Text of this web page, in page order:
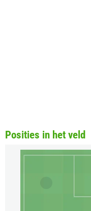
Posities in het veld